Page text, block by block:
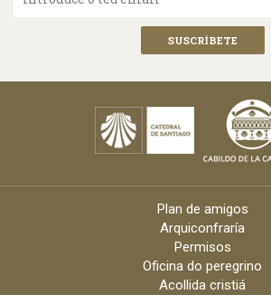
Plan de amigos
Arquiconfraría
Permisos
Oficina do peregrino
Acollida cristiá